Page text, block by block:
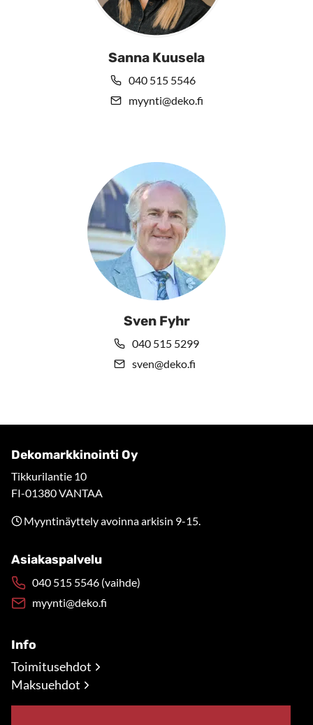
Sanna Kuusela
040 515 5546
myynti@deko.fi
Sven Fyhr
040 515 5299
sven@deko.fi
Dekomarkkinointi Oy
Tikkurilantie 10
FI-01380 VANTAA
Myyntinäyttely avoinna arkisin 9-15.
Asiakaspalvelu
040 515 5546 (vaihde)
myynti@deko.fi
Info
Toimitusehdot
Maksuehdot